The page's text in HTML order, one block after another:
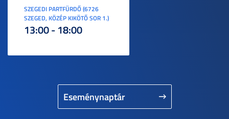
Eseménynaptár
SZEGEDI PARTFÜRDŐ (6726
SZEGED, KÖZÉP KIKÖTŐ SOR 1.)
13:00 - 18:00